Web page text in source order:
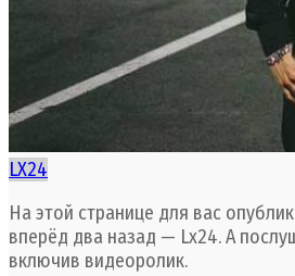
LX24
На этой странице для вас
вперёд два назад — Lx24. А
включив видеоролик.